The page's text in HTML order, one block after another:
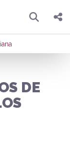
Pesquisar
Enviar por Whatsapp
DE